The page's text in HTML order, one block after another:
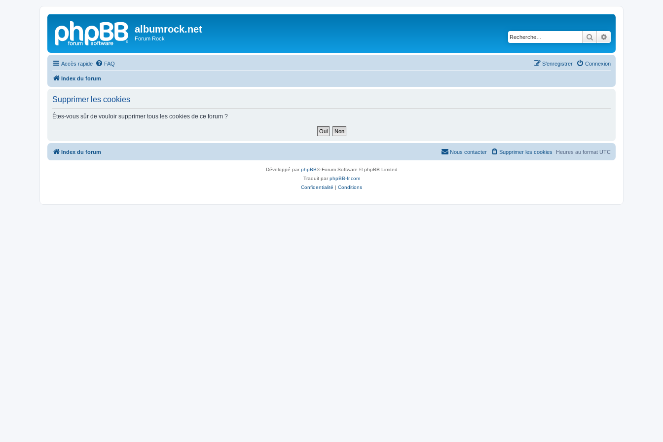
albumrock.net
Forum Rock Rechercher
Accès rapide FAQ Connexion
S’enregistrer
Index du forum
Supprimer les cookies
Êtes-vous sûr de vouloir supprimer tous les cookies de ce forum ?
Index du forum Heures au format UTC
Supprimer les cookies
Nous contacter
Développé parphpBB® Forum Software © phpBB Limited
Traduit parphpBB-fr.com
Confidentialité | Conditions